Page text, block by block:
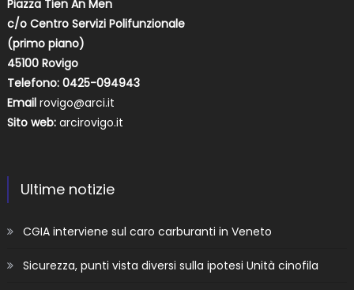
Piazza Tien An Men
c/o Centro Servizi Polifunzionale
(primo piano)
45100 Rovigo
Telefono: 0425-094943
Email rovigo@arci.it
Sito web: arcirovigo.it
Ultime notizie
CGIA interviene sul caro carburanti in Veneto
Sicurezza, punti vista diversi sulla ipotesi Unità cinofila